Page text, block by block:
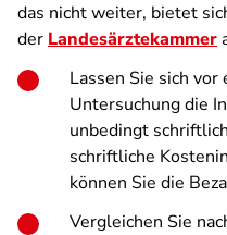
das nicht weiter, bietet
der Landesärztekammer
Lassen Sie sich
Untersuchung die
unbedingt
schriftliche
können Sie die
Vergleichen Sie